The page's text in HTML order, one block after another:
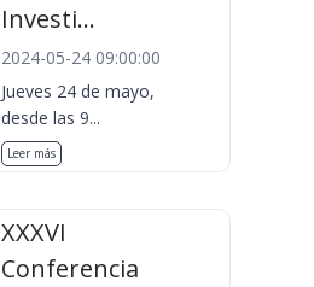
Investi...
2024-05-24 09:00:00
Jueves 24 de mayo,
desde las 9...
Leer más
XXXVI
Conferencia